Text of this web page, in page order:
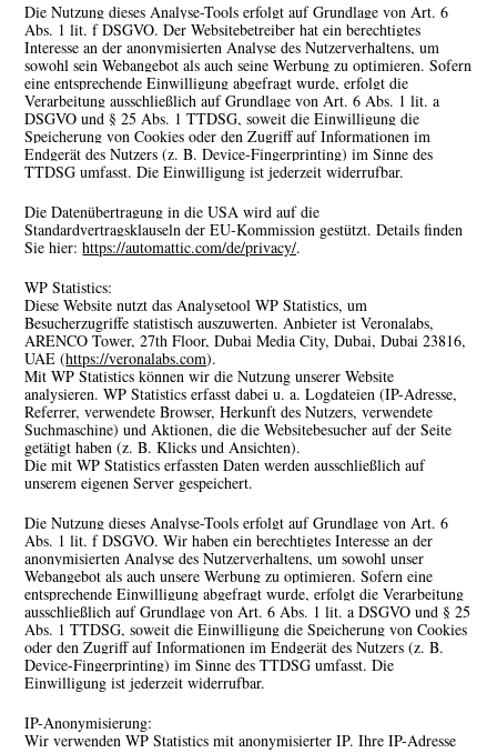
Die Nutzung dieses Analyse-Tools erfolgt auf Grundlage von Art. 6
Abs. 1 lit. f DSGVO. Der Websitebetreiber hat ein berechtigtes
Interesse an der anonymisierten Analyse des Nutzerverhaltens, um
sowohl sein Webangebot als auch seine Werbung zu optimieren. Sofern
eine entsprechende Einwilligung abgefragt wurde, erfolgt die
Verarbeitung ausschließlich auf Grundlage von Art. 6 Abs. 1 lit. a
DSGVO und § 25 Abs. 1 TTDSG, soweit die Einwilligung die
Speicherung von Cookies oder den Zugriff auf Informationen im
Endgerät des Nutzers (z. B. Device-Fingerprinting) im Sinne des
TTDSG umfasst. Die Einwilligung ist jederzeit widerrufbar.
Die Datenübertragung in die USA wird auf die
Standardvertragsklauseln der EU-Kommission gestützt. Details finden
Sie hier:https://automattic.com/de/privacy/.
WP Statistics:
Diese Website nutzt das Analysetool WP Statistics, um
Besucherzugriffe statistisch auszuwerten. Anbieter ist Veronalabs,
ARENCO Tower, 27th Floor, Dubai Media City, Dubai, Dubai 23816,
UAE (https://veronalabs.com).
Mit WP Statistics können wir die Nutzung unserer Website
analysieren. WP Statistics erfasst dabei u. a. Logdateien (IP-Adresse,
Referrer, verwendete Browser, Herkunft des Nutzers, verwendete
Suchmaschine) und Aktionen, die die Websitebesucher auf der Seite
getätigt haben (z. B. Klicks und Ansichten).
Die mit WP Statistics erfassten Daten werden ausschließlich auf
unserem eigenen Server gespeichert.
Die Nutzung dieses Analyse-Tools erfolgt auf Grundlage von Art. 6
Abs. 1 lit. f DSGVO. Wir haben ein berechtigtes Interesse an der
anonymisierten Analyse des Nutzerverhaltens, um sowohl unser
Webangebot als auch unsere Werbung zu optimieren. Sofern eine
entsprechende Einwilligung abgefragt wurde, erfolgt die Verarbeitung
ausschließlich auf Grundlage von Art. 6 Abs. 1 lit. a DSGVO und § 25
Abs. 1 TTDSG, soweit die Einwilligung die Speicherung von Cookies
oder den Zugriff auf Informationen im Endgerät des Nutzers (z. B.
Device-Fingerprinting) im Sinne des TTDSG umfasst. Die
Einwilligung ist jederzeit widerrufbar.
IP-Anonymisierung:
Wir verwenden WP Statistics mit anonymisierter IP. Ihre IP-Adresse